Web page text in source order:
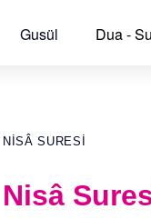
Gusül Dua -
NISÂ SURESI
Nisâ